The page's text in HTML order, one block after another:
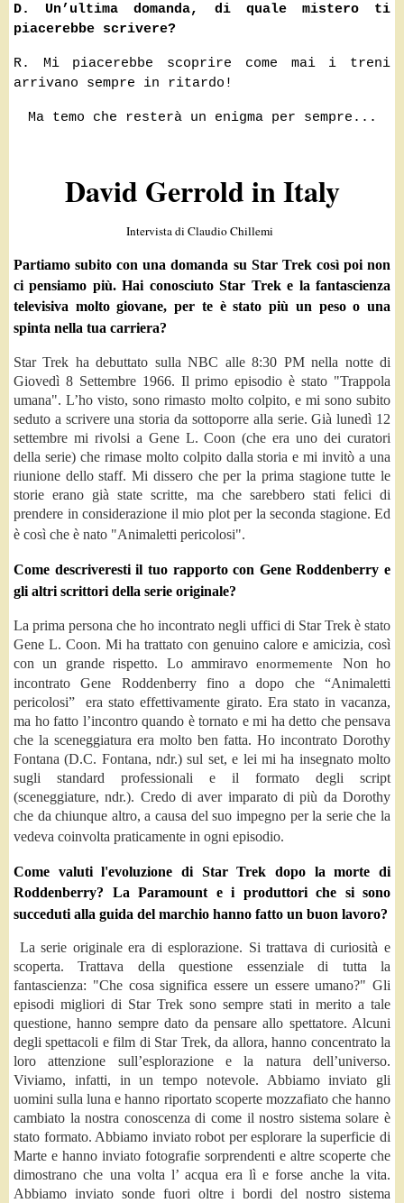
D. Un’ultima domanda, di quale mistero ti
piacerebbe scrivere?
R. Mi piacerebbe scoprire come mai i treni
arrivano sempre in ritardo!
Ma temo che resterà un enigma per sempre...
David Gerrold in Italy
Intervista di Claudio Chillemi
Partiamo subito con una domanda su Star Trek così poi non
ci pensiamo più. Hai conosciuto Star Trek e la fantascienza
televisiva molto giovane, per te è stato più un peso o una
spinta nella tua carriera?
Star Trek ha debuttato sulla NBC alle 8:30 PM nella notte di
Giovedì 8 Settembre 1966. Il primo episodio è stato "Trappola
umana". L’ho visto, sono rimasto molto colpito, e mi sono subito
seduto a scrivere una storia da sottoporre alla serie. Già lunedì 12
settembre mi rivolsi a Gene L. Coon (che era uno dei curatori
della serie) che rimase molto colpito dalla storia e mi invitò a una
riunione dello staff. Mi dissero che per la prima stagione tutte le
storie erano già state scritte, ma che sarebbero stati felici di
prendere in considerazione il mio plot per la seconda stagione. Ed
è così che è nato "Animaletti pericolosi".
Come descriveresti il tuo rapporto con Gene Roddenberry e
gli altri scrittori della serie originale?
La prima persona che ho incontrato negli uffici di Star Trek è stato
Gene L. Coon. Mi ha trattato con genuino calore e amicizia, così
con un grande rispetto. Lo ammiravoenormemente
Non ho
incontrato Gene Roddenberry fino a dopo che “Animaletti
pericolosi” era stato effettivamente girato. Era stato in vacanza,
ma ho fatto l’incontro quando è tornato e mi ha detto che pensava
che la sceneggiatura era molto ben fatta. Ho incontrato Dorothy
Fontana (D.C. Fontana, ndr.) sul set, e lei mi ha insegnato molto
sugli standard professionali e il formato degli script
(sceneggiature, ndr.). Credo di aver imparato di più da Dorothy
che da chiunque altro, a causa del suo impegno per la serie che la
vedeva coinvolta praticamente in ogni episodio.
Come valuti l'evoluzione di Star Trek dopo la morte di
Roddenberry? La Paramount e i produttori che si sono
succeduti alla guida del marchio hanno fatto un buon lavoro?
La serie originale era di esplorazione. Si trattava di curiosità e
scoperta. Trattava della questione essenziale di tutta la
fantascienza: "Che cosa significa essere un essere umano?" Gli
episodi migliori di Star Trek sono sempre stati in merito a tale
questione, hanno sempre dato da pensare allo spettatore. Alcuni
degli spettacoli e film di Star Trek, da allora, hanno concentrato la
loro attenzione sull’esplorazione e la natura dell’universo.
Viviamo, infatti, in un tempo notevole. Abbiamo inviato gli
uomini sulla luna e hanno riportato scoperte mozzafiato che hanno
cambiato la nostra conoscenza di come il nostro sistema solare è
stato formato. Abbiamo inviato robot per esplorare la superficie di
Marte e hanno inviato fotografie sorprendenti e altre scoperte che
dimostrano che una volta l’ acqua era lì e forse anche la vita.
Abbiamo inviato sonde fuori oltre i bordi del nostro sistema